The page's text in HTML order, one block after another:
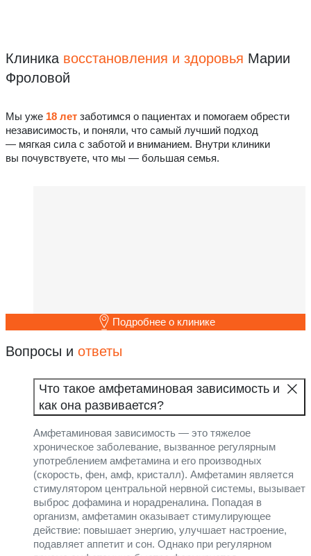
Клиника восстановления и здоровья Марии
Фроловой
Мы уже 18 лет заботимся о пациентах и помогаем обрести
независимость, и поняли, что самый лучший подход
— мягкая сила с заботой и вниманием. Внутри клиники
вы почувствуете, что мы — большая семья.
Подробнее о клинике
Вопросы и ответы
Что такое амфетаминовая зависимость и
как она развивается?
Амфетаминовая зависимость — это тяжелое
хроническое заболевание, вызванное регулярным
употреблением амфетамина и его производных
(скорость, фен, амф, кристалл). Амфетамин является
стимулятором центральной нервной системы, вызывает
выброс дофамина и норадреналина. Попадая в
организм, амфетамин оказывает стимулирующее
действие: повышает энергию, улучшает настроение,
подавляет аппетит и сон. Однако при регулярном